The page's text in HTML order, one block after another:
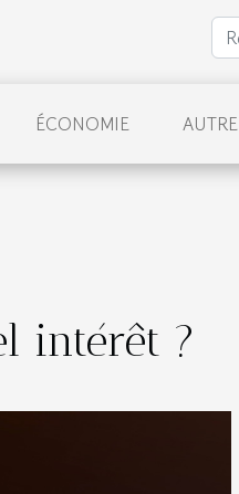
ÉCONOMIE AUTRE
intérêt ?